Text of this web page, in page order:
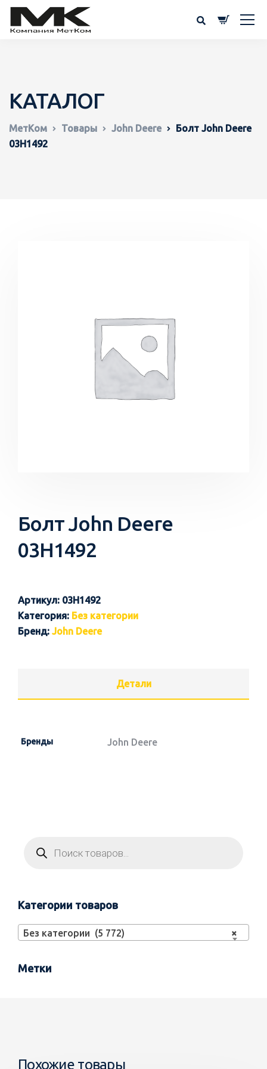
КАТАЛОГ
МетКом Товары John Deere
Болт John Deere
03H1492
Болт John Deere
03H1492
Артикул: 03H1492
Категория: Без категории
Бренд: John Deere
Детали
Бренды John Deere
Категории товаров
×
Без категории (5 772)
Метки
Похожие товары